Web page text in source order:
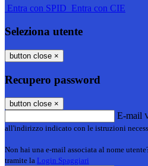
Entra con SPID Entra con CIE
Seleziona utente
button close ×
Recupero password
button close ×
E-mail
all'indirizzo indicato con le istruzioni
Non hai una e-mail associata al nome
tramite la Login Spaggiari